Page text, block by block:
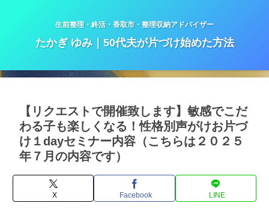
生前整理・終活・香取市・整理収納アドバイザー
たかぎ ゆみ｜50代夫が片づけ始めた方法
【リクエストで開催致します】敏感でこだ
わる子も楽しくなる！性格別声がけお片づ
け１dayセミナー内容（こちらは２０２５
年７月の内容です）
X Facebook LINE